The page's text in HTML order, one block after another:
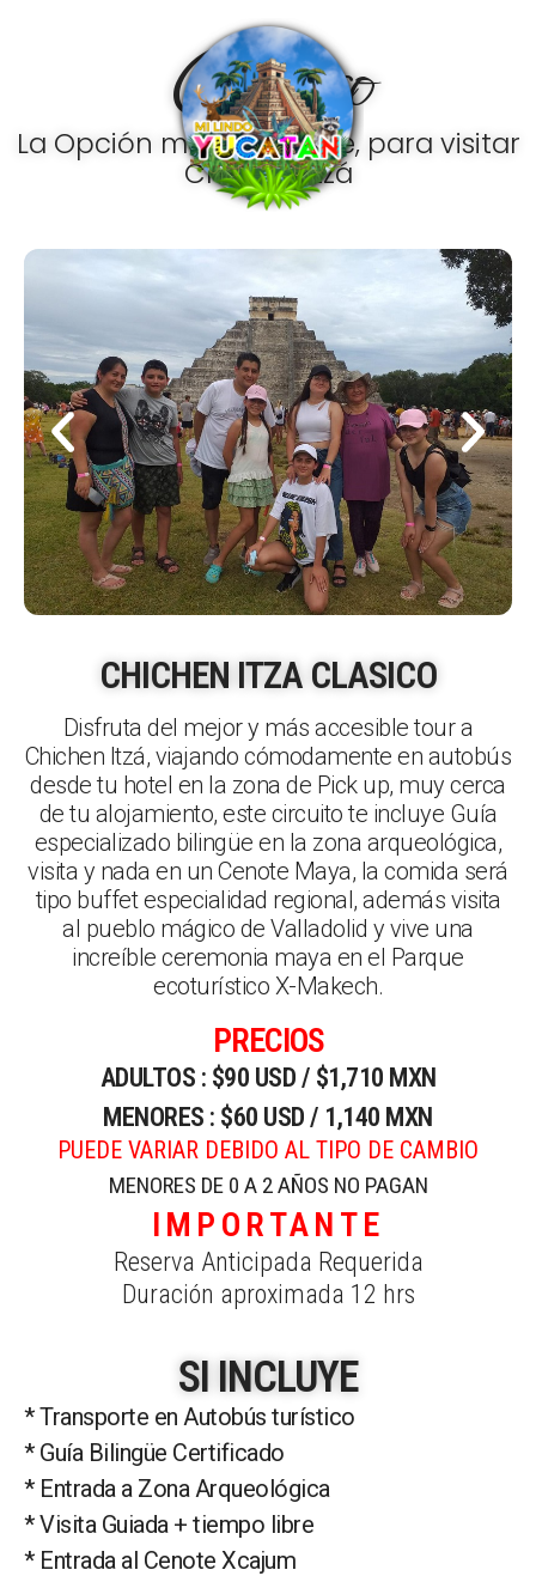
Clásico
La Opción más accesible, para visitar
Chichen Itzá
CHICHEN ITZA CLASICO
Disfruta del mejor y más accesible tour a
Chichen Itzá, viajando cómodamente en autobús
desde tu hotel en la zona de Pick up, muy cerca
de tu alojamiento, este circuito te incluye Guía
especializado bilingüe en la zona arqueológica,
visita y nada en un Cenote Maya, la comida será
tipo buffet especialidad regional, además visita
al pueblo mágico de Valladolid y vive una
increíble ceremonia maya en el Parque
ecoturístico X-Makech.
PRECIOS
ADULTOS : $90 USD / $1,710 MXN
MENORES : $60 USD / 1,140 MXN
PUEDE VARIAR DEBIDO AL TIPO DE CAMBIO
MENORES DE 0 A 2 AÑOS NO PAGAN
IMPORTANTE
Reserva Anticipada Requerida
Duración aproximada 12 hrs
SI INCLUYE
* Transporte en Autobús turístico
* Guía Bilingüe Certificado
* Entrada a Zona Arqueológica
* Visita Guiada + tiempo libre
* Entrada al Cenote Xcajum